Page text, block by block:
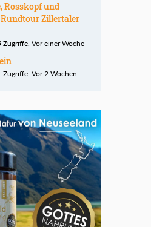
Rosskopf und
Zillertaler
Vor einer Woche
Vor 2 Wochen